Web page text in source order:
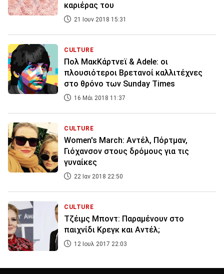
καριέρας του
21 Ιουν 2018 15:31
CULTURE
Πολ ΜακΚάρτνεϊ & Adele: oι
πλουσιότεροι Βρετανοί καλλιτέχνες
στο θρόνο των Sunday Times
16 Μάι 2018 11:37
CULTURE
Women's March: Αντέλ, Πόρτμαν,
Γιόχανσον στους δρόμους για τις
γυναίκες
22 Ιαν 2018 22:50
CULTURE
Τζέιμς Μποντ: Παραμένουν στο
παιχνίδι Κρεγκ και Αντέλ;
12 Ιουλ 2017 22:03